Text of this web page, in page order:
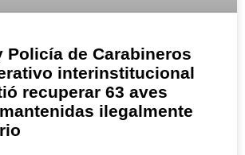
Policía de Carabineros
interinstitucional
recuperar 63 aves
ilegalmente